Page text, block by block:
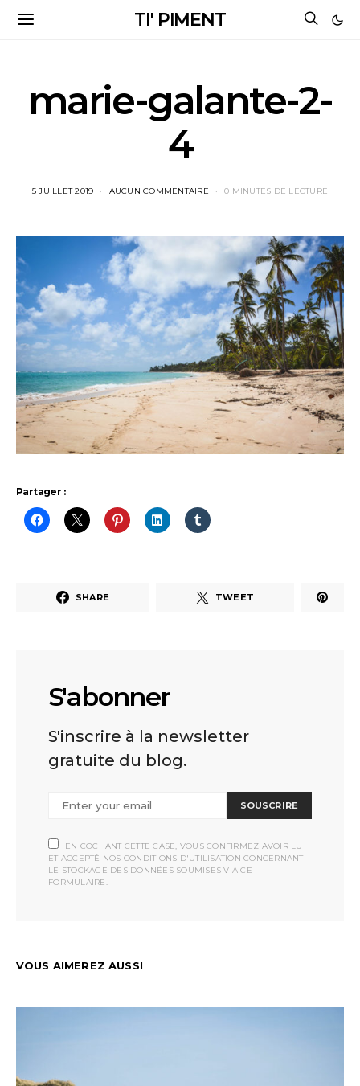
TI' PIMENT
marie-galante-2-
4
5 JUILLET 2019 AUCUN COMMENTAIRE 0 MINUTES DE LECTURE
Partager :
SHARE TWEET
S'abonner
S'inscrire à la newsletter
gratuite du blog.
SOUSCRIRE
EN COCHANT CETTE CASE, VOUS CONFIRMEZ AVOIR LU
ET ACCEPTÉ NOS CONDITIONS D'UTILISATION CONCERNANT
LE STOCKAGE DES DONNÉES SOUMISES VIA CE
FORMULAIRE.
VOUS AIMEREZ AUSSI